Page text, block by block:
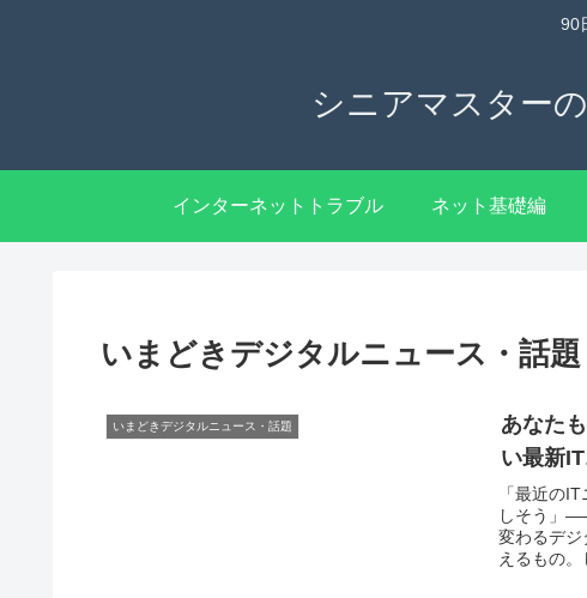
90
シニアマスター
インターネットトラブル ネット基礎編
いまどきデジタルニュース・話題
いまどきデジタルニュース・話題
あなた
い最新
「最近の
しそう」
変わるデジ
えるもの